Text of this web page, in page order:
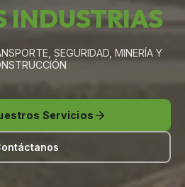
INDUSTRIAS
SEGURIDAD, MINERÍA Y
Servicios